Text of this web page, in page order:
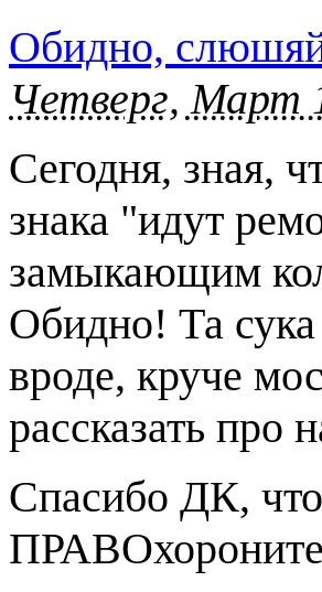
Обидно,
Четверг, Март
Сегодня, зная,
знака "идут
замыкающим
Обидно! Та
вроде, круче
рассказать
Спасибо ДК,